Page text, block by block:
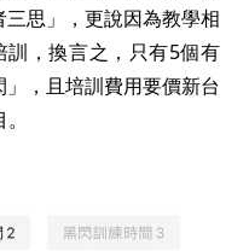
思」，更說因為教學相
，換言之，只有5個有
，且培訓費用要價新台